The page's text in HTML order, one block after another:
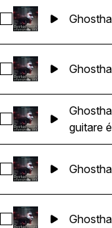
Sélectionnez
Sélectionnez
Sélectionnez
guitare
Sélectionnez
Sélectionnez